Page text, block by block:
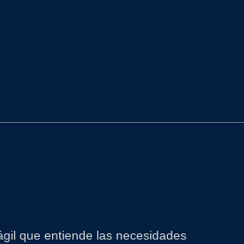
que entiende las necesidades